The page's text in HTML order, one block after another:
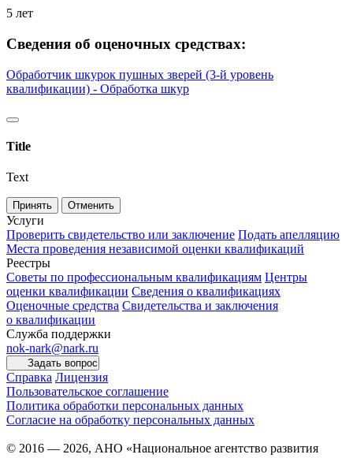
5 лет
Сведения об оценочных средствах:
Обработчик шкурок пушных зверей (3-й уровень
квалификации) - Обработка шкур
Title
Text
Принять Отменить
Услуги
Проверить свидетельство или заключение Подать апелляцию
Места проведения независимой оценки квалификаций
Реестры
Советы по профессиональным квалификациям Центры
оценки квалификации Сведения о квалификациях
Оценочные средства Свидетельства и заключения
о квалификации
Служба поддержки
nok-nark@nark.ru
Задать вопрос
Справка Лицензия
Пользовательское соглашение
Политика обработки персональных данных
Согласие на обработку персональных данных
© 2016 — 2026, АНО «Национальное агентство развития